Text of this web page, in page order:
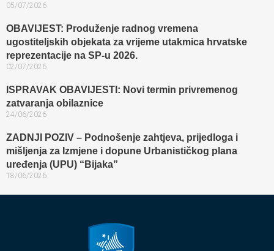
05/07/2026
OBAVIJEST: Produženje radnog vremena
ugostiteljskih objekata za vrijeme utakmica hrvatske
reprezentacije na SP-u 2026.
02/07/2026
ISPRAVAK OBAVIJESTI: Novi termin privremenog
zatvaranja obilaznice​
24/06/2026
ZADNJI POZIV – Podnošenje zahtjeva, prijedloga i
mišljenja za Izmjene i dopune Urbanističkog plana
uređenja (UPU) “Bijaka”
18/06/2026